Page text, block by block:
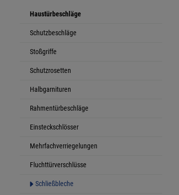
Haustürbeschläge
Schutzbeschläge
Stoßgriffe
Schutzrosetten
Halbgarnituren
Rahmentürbeschläge
Einsteckschlösser
Mehrfachverriegelungen
Fluchttürverschlüsse
Schließbleche